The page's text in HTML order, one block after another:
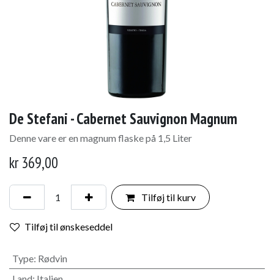
De Stefani - Cabernet Sauvignon Magnum
Denne vare er en magnum flaske på 1,5 Liter
kr369,00
Tilføj til kurv
Tilføj til ønskeseddel
Type: Rødvin